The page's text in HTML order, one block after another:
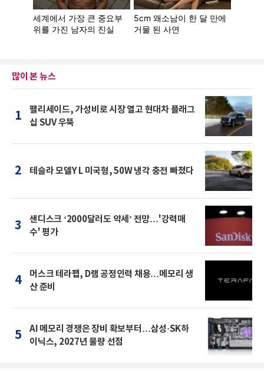
많이 본 뉴스
1
팰리세이드, 가성비로 시장 열고 현대차 플래그
십 SUV 우뚝
2 테슬라 모델Y L 미국형, 50W 냉각 충전 빠졌다
3
샌디스크 ‘2000달러도 약세’ 전망…'강력매
수' 평가
4
머스크 테라팹, D램 공정인력 채용…메모리 생
산 준비
5
AI 메모리 경쟁은 장비 확보부터…삼성·SK하
이닉스, 2027년 물량 선점